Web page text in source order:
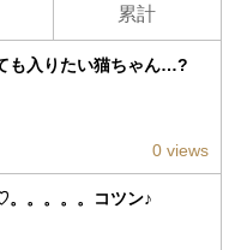
累計
も入りたい猫ちゃん…?
0 views
。。。。コツン♪